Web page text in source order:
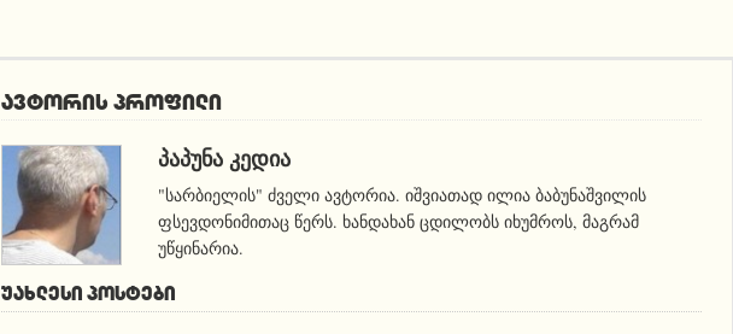
ავტორის პროფილი
ᲞᲐᲞᲣᲜᲐ ᲙᲔᲓᲘᲐ
"სარბიელის" ძველი ავტორია. იშვიათად ილია ბაბუნაშვილის
ფსევდონიმითაც წერს. ხანდახან ცდილობს იხუმროს, მაგრამ
უწყინარია.
ᲣᲐᲮᲚᲔᲡᲘ ᲞᲝᲡᲢᲔᲑᲘ